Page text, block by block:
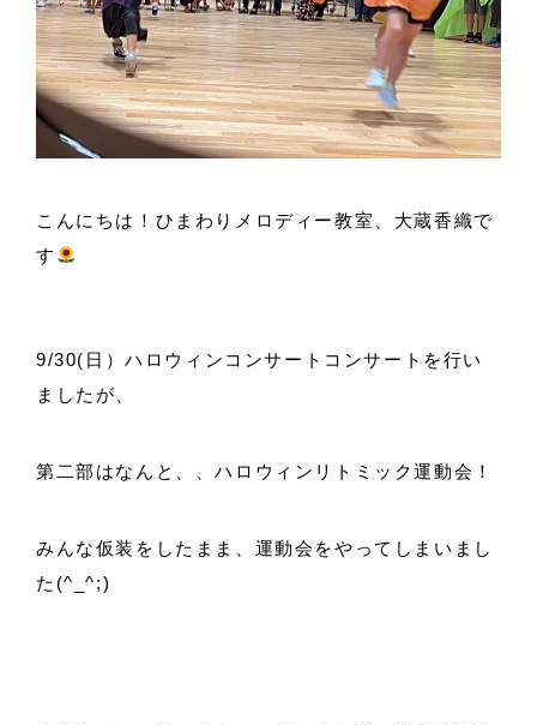
こんにちは！ひまわりメロディー教室、大蔵香織で
す
9/30(日）ハロウィンコンサートコンサートを行い
ましたが、
第二部はなんと、、ハロウィンリトミック運動会！
みんな仮装をしたまま、運動会をやってしまいまし
た(^_^;)